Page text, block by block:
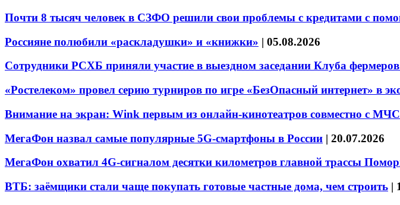
Почти 8 тысяч человек в СЗФО решили свои проблемы с кредитами с
Россияне полюбили «раскладушки» и «книжки» | 05.08.2026
Сотрудники РСХБ приняли участие в выездном заседании Клуба
«Ростелеком» провел серию турниров по игре «БезОпасный интернет» в
Внимание на экран: Wink первым из онлайн-кинотеатров совместно с МЧС
МегаФон назвал самые популярные 5G-смартфоны в России | 20.07.2026
МегаФон охватил 4G-сигналом десятки километров главной трассы
ВТБ: заёмщики стали чаще покупать готовые частные дома, чем строить |